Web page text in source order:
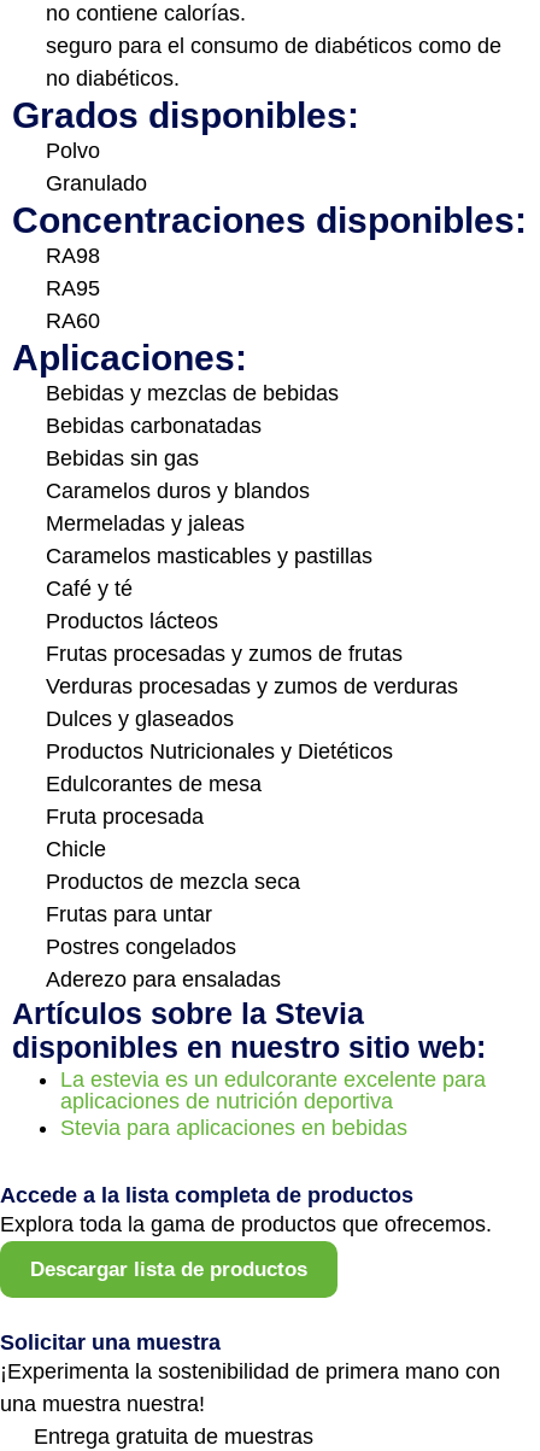
no contiene calorías.
seguro para el consumo de diabéticos como de
no diabéticos.
Grados disponibles:
Polvo
Granulado
Concentraciones disponibles:
RA98
RA95
RA60
Aplicaciones:
Bebidas y mezclas de bebidas
Bebidas carbonatadas
Bebidas sin gas
Caramelos duros y blandos
Mermeladas y jaleas
Caramelos masticables y pastillas
Café y té
Productos lácteos
Frutas procesadas y zumos de frutas
Verduras procesadas y zumos de verduras
Dulces y glaseados
Productos Nutricionales y Dietéticos
Edulcorantes de mesa
Fruta procesada
Chicle
Productos de mezcla seca
Frutas para untar
Postres congelados
Aderezo para ensaladas
Artículos sobre la Stevia
disponibles en nuestro sitio web:
La estevia es un edulcorante excelente para
aplicaciones de nutrición deportiva
Stevia para aplicaciones en bebidas
Accede a la lista completa de productos
Explora toda la gama de productos que ofrecemos.
Descargar lista de productos
Solicitar una muestra
¡Experimenta la sostenibilidad de primera mano con
una muestra nuestra!
Entrega gratuita de muestras